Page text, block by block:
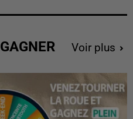
Voir plus